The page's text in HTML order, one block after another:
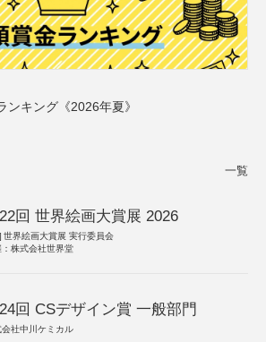
キング《2026年夏》
一覧
回 世界絵画大賞展 2026
世界絵画大賞展 実行委員会
：株式会社世界堂
回 CSデザイン賞 一般部門
会社中川ケミカル